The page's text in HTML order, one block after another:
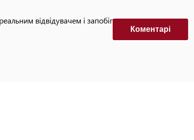
відвідувачем і запобігти автоматизованим
Коментарi